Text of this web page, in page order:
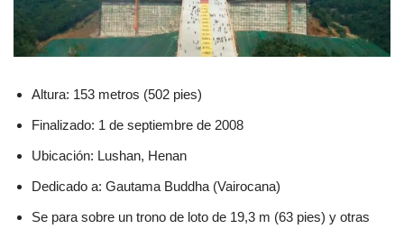
Altura: 153 metros (502 pies)
Finalizado: 1 de septiembre de 2008
Ubicación: Lushan, Henan
Dedicado a: Gautama Buddha (Vairocana)
Se para sobre un trono de loto de 19,3 m (63 pies) y otras